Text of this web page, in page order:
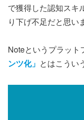
で獲得した認知スキ
り下げ不足だと思い
Noteというプラット
ンツ化」 とはこうい